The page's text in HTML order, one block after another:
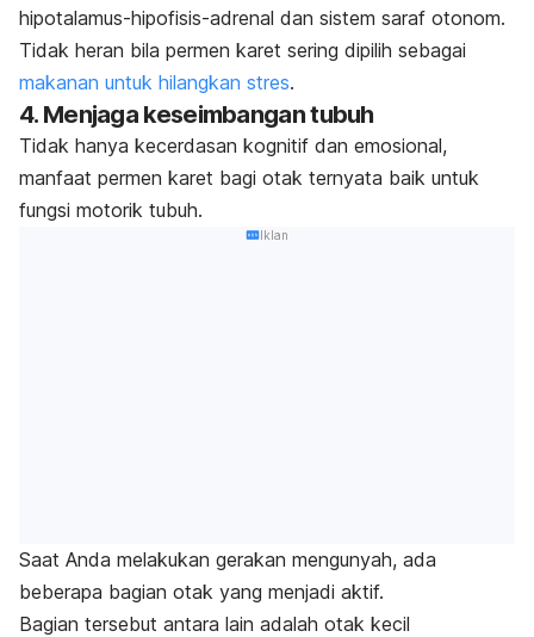
hipotalamus-hipofisis-adrenal dan sistem saraf otonom.
Tidak heran bila permen karet sering dipilih sebagai
makanan untuk hilangkan stres.
4. Menjaga keseimbangan tubuh
Tidak hanya kecerdasan kognitif dan emosional,
manfaat permen karet bagi otak ternyata baik untuk
fungsi motorik tubuh.
Iklan
Saat Anda melakukan gerakan mengunyah, ada
beberapa bagian otak yang menjadi aktif.
Bagian tersebut antara lain adalah otak kecil